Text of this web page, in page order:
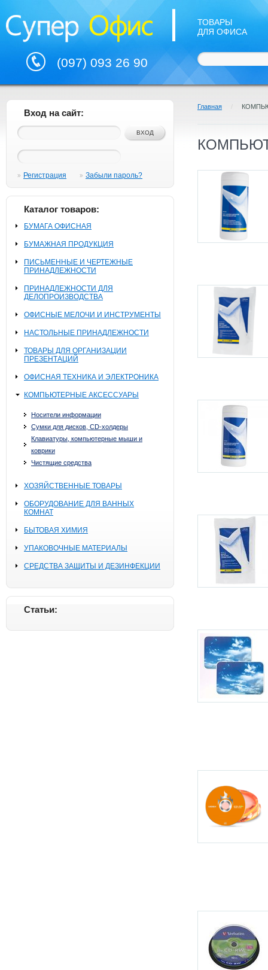
(097) 093 26 90
ТОВАРЫ
ДЛЯ ОФИСА
Вход на сайт:
Регистрация Забыли пароль?
Каталог товаров:
БУМАГА ОФИСНАЯ
БУМАЖНАЯ ПРОДУКЦИЯ
ПИСЬМЕННЫЕ И ЧЕРТЕЖНЫЕ
ПРИНАДЛЕЖНОСТИ
ПРИНАДЛЕЖНОСТИ ДЛЯ
ДЕЛОПРОИЗВОДСТВА
ОФИСНЫЕ МЕЛОЧИ И ИНСТРУМЕНТЫ
НАСТОЛЬНЫЕ ПРИНАДЛЕЖНОСТИ
ТОВАРЫ ДЛЯ ОРГАНИЗАЦИИ
ПРЕЗЕНТАЦИЙ
ОФИСНАЯ ТЕХНИКА И ЭЛЕКТРОНИКА
КОМПЬЮТЕРНЫЕ АКСЕССУАРЫ
Носители информации
Сумки для дисков, CD-холдеры
Клавиатуры, компьютерные мыши и
коврики
Чистящие средства
ХОЗЯЙСТВЕННЫЕ ТОВАРЫ
ОБОРУДОВАНИЕ ДЛЯ ВАННЫХ
КОМНАТ
БЫТОВАЯ ХИМИЯ
УПАКОВОЧНЫЕ МАТЕРИАЛЫ
СРЕДСТВА ЗАЩИТЫ И ДЕЗИНФЕКЦИИ
Статьи:
Главная /